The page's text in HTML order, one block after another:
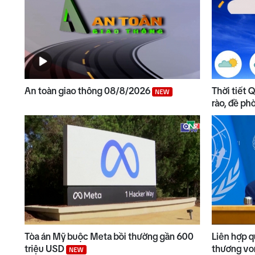
An toàn giao thông 08/8/2026 NEW
Thời tiết
rào, đề
Tòa án Mỹ buộc Meta bồi thường gần 600
triệu USD
NEW
Liên hợp
thương